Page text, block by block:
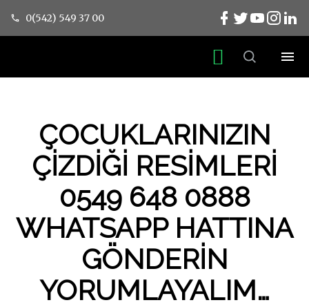
0(542) 549 37 00
ÇOCUKLARINIZIN
ÇİZDİĞİ RESİMLERİ
0549 648 0888
WHATSAPP HATTINA
GÖNDERİN
YORUMLAYALIM…